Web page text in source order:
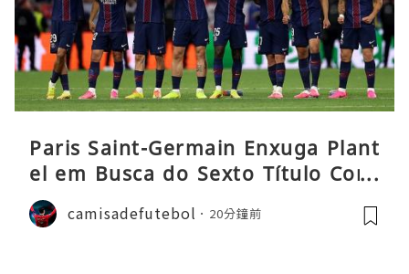
Paris Saint-Germain Enxuga Plant
el em Busca do Sexto Título Cons
ecutivo da Liga
camisadefutebol 20分鐘前